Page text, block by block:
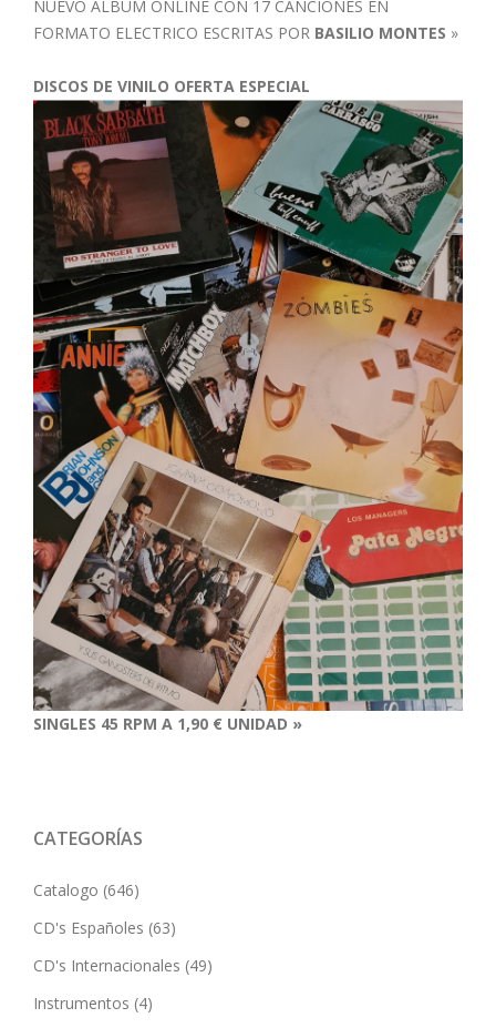
NUEVO ALBUM ONLINE CON 17 CANCIONES EN
FORMATO ELECTRICO ESCRITAS POR BASILIO MONTES »
DISCOS DE VINILO OFERTA ESPECIAL
SINGLES 45 RPM A 1,90 € UNIDAD »
CATEGORÍAS
Catalogo (646)
CD's Españoles (63)
CD's Internacionales (49)
Instrumentos (4)